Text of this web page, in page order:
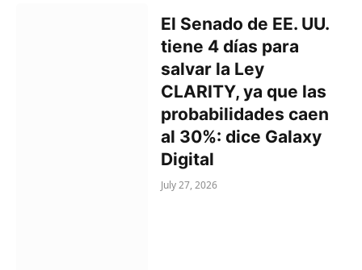
El Senado de EE. UU.
tiene 4 días para
salvar la Ley
CLARITY, ya que las
probabilidades caen
al 30%: dice Galaxy
Digital
July 27, 2026